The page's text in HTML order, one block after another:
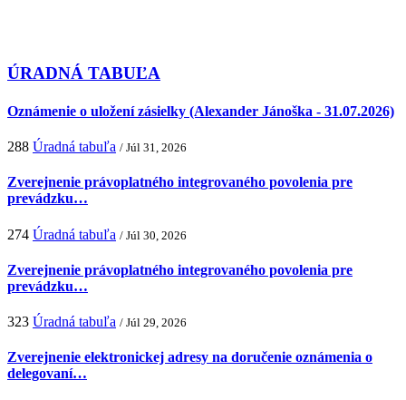
ÚRADNÁ TABUĽA
Oznámenie o uložení zásielky (Alexander Jánoška - 31.07.2026)
288 Úradná tabuľa / Júl 31, 2026
Zverejnenie právoplatného integrovaného povolenia pre
prevádzku…
274 Úradná tabuľa / Júl 30, 2026
Zverejnenie právoplatného integrovaného povolenia pre
prevádzku…
323 Úradná tabuľa / Júl 29, 2026
Zverejnenie elektronickej adresy na doručenie oznámenia o
delegovaní…